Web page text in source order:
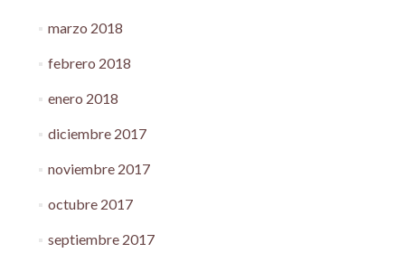
marzo 2018
febrero 2018
enero 2018
diciembre 2017
noviembre 2017
octubre 2017
septiembre 2017